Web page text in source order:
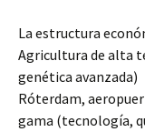
La estructura
Agricultura de alta
genética avanzada)
Róterdam,
gama (tecnología,